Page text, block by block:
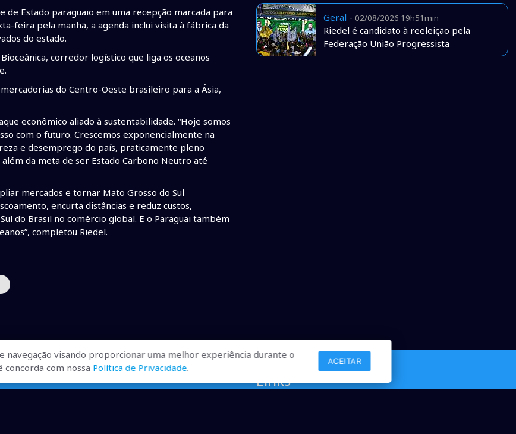
Estado paraguaio em uma recepção marcada para
feira pela manhã, a agenda inclui visita à fábrica da
do estado.
corredor logístico que liga os oceanos
do Centro-Oeste brasileiro para a Ásia,
econômico aliado à sustentabilidade. “Hoje somos
com o futuro. Crescemos exponencialmente na
e desemprego do país, praticamente pleno
da meta de ser Estado Carbono Neutro até
mercados e tornar Mato Grosso do Sul
encurta distâncias e reduz custos,
do Brasil no comércio global. E o Paraguai também
completou Riedel.
Geral - 02/08/2026 19h51min
Riedel é candidato à reeleição pela
Federação União Progressista
Links
navegação visando proporcionar uma melhor experiência durante o
concorda com nossa Política de Privacidade.
ACEITAR